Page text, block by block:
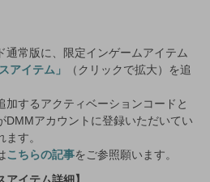
通常版に、限定インゲームアイテム
アイテム」
（クリックで拡大）を追
加するアクティベーションコードと
DMMアカウントに登録いただいてい
す。
こちらの記事をご参照願います。